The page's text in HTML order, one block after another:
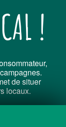
!
de situer
locaux.